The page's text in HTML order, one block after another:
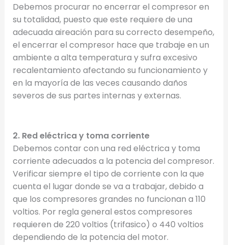
Debemos procurar no encerrar el compresor en
su totalidad, puesto que este requiere de una
adecuada aireación para su correcto desempeño,
el encerrar el compresor hace que trabaje en un
ambiente a alta temperatura y sufra excesivo
recalentamiento afectando su funcionamiento y
en la mayoría de las veces causando daños
severos de sus partes internas y externas.
2. Red eléctrica y toma corriente
Debemos contar con una red eléctrica y toma
corriente adecuados a la potencia del compresor.
Verificar siempre el tipo de corriente con la que
cuenta el lugar donde se va a trabajar, debido a
que los compresores grandes no funcionan a 110
voltios. Por regla general estos compresores
requieren de 220 voltios (trifasico) o 440 voltios
dependiendo de la potencia del motor.